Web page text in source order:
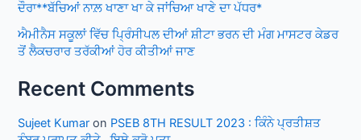
ਦੌਰਾ**ਬੱਚਿਆਂ ਨਾਲ਼ ਖਾਣਾ ਖਾ ਕੇ ਜਾਂਚਿਆ ਖਾਣੇ ਦਾ ਪੱਧਰ*
ਐਮੀਨੈਸ ਸਕੂਲਾਂ ਵਿੱਚ ਪ੍ਰਿੰਸੀਪਲ ਦੀਆਂ ਸ਼ੀਟਾ ਭਰਨ ਦੀ ਮੰਗ ਮਾਸਟਰ ਕੇਡਰ
ਤੋਂ ਲੈਕਚਰਾਰ ਤਰੱਕੀਆਂ ਹੋਰ ਕੀਤੀਆਂ ਜਾਣ
Recent Comments
Sujeet Kumar on PSEB 8TH RESULT 2023 : ਕਿੰਨੇ ਪ੍ਰਤੀਸ਼ਤ